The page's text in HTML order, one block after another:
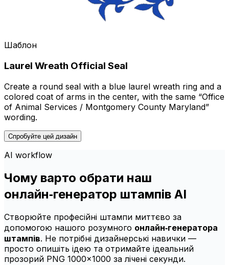
Шаблон
Laurel Wreath Official Seal
Create a round seal with a blue laurel wreath ring and a
colored coat of arms in the center, with the same “Office
of Animal Services / Montgomery County Maryland”
wording.
Спробуйте цей дизайн
AI workflow
Чому варто обрати наш
онлайн‑генератор штампів AI
Створюйте професійні штампи миттєво за
допомогою нашого розумного онлайн‑генератора
штампів. Не потрібні дизайнерські навички —
просто опишіть ідею та отримайте ідеальний
прозорий PNG 1000×1000 за лічені секунди.